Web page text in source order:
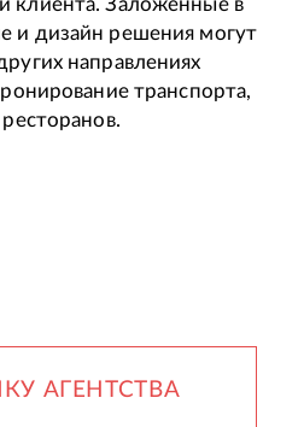
клиента. Заложенные в
и дизайн решения могут
направлениях
транспорта,
АГЕНТСТВА